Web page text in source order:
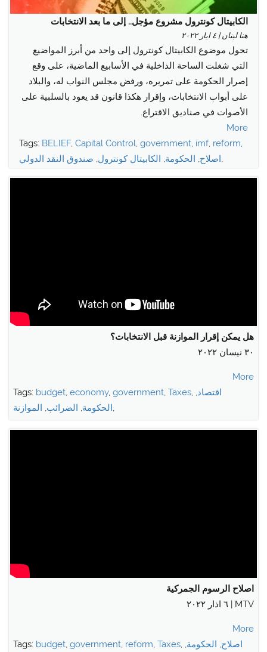
الكابيتال كونترول مشروع مؤجل.. إلى ما بعد الانتخابات
هنا لبنان | ٤ ايار ٢٠٢٢
تحول موضوع الكابيتال كونترول إلى واحد من أبرز المواضيع
التي شغلت الساحة الداخلية في الأسابيع الماضية، على وقع
إصرار الحكومة على تمريره، ورفض مجلس النواب له، والبلاد
على أبواب الانتخابات، وإقرار هكذا قانون قد يعود بالسلبية على
الأصوات في صناديق الاقتراع.
More
Tags: BELIEF, Capital Control, government, imf, reform,
اصلاح, الحكومة, الكابيتال كونترول, صندوق النقد الدولي ,
هل يمكن إقرار الموازنة قبل الانتخابات؟
٣٠ نيسان ٢٠٢٢
More
Tags: budget, economy, government, Taxes, اقتصاد,
الحكومة, الضرائب, الموازنة ,
اصلاح الرسوم الجمركية
MTV | ٦ اذار ٢٠٢٢
More
Tags: budget, government, reform, Taxes, اصلاح, الحكومة,